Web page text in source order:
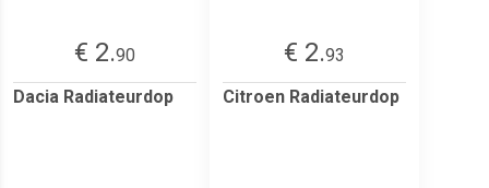
€ 2.90
Dacia Radiateurdop
€ 2.93
Citroen Radiateurdop